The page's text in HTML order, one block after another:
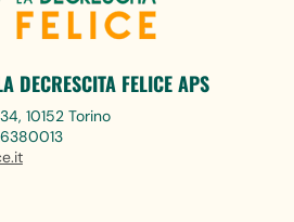
DECRESCITA FELICE APS
10152 Torino